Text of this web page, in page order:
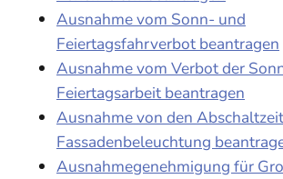
Ausnahme vom Sonn- und
Feiertagsfahrverbot beantragen
Ausnahme vom Verbot der
Feiertagsarbeit beantragen
Ausnahme von den
Fassadenbeleuchtung
Ausnahmegenehmigung für